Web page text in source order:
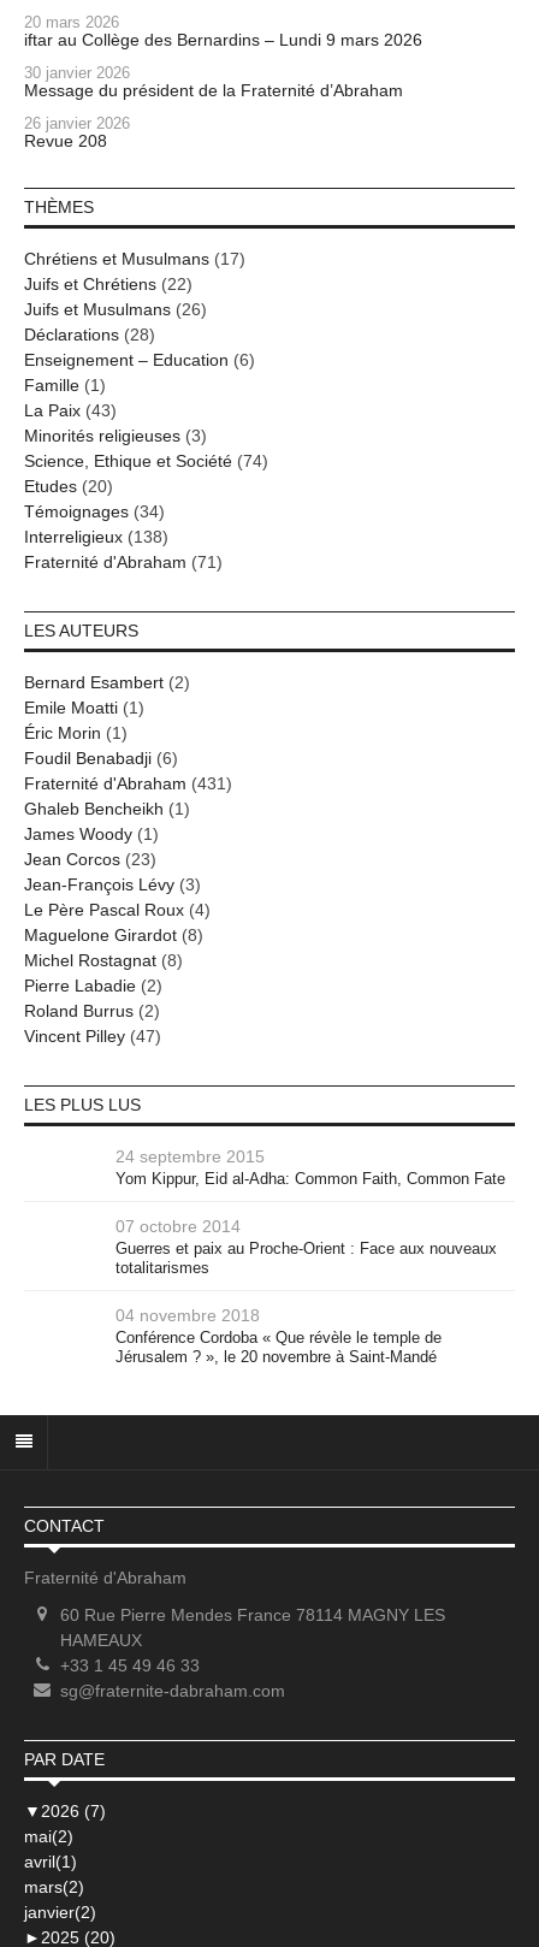
20 mars 2026
iftar au Collège des Bernardins – Lundi 9 mars 2026
30 janvier 2026
Message du président de la Fraternité d’Abraham
26 janvier 2026
Revue 208
THÈMES
Chrétiens et Musulmans (17)
Juifs et Chrétiens (22)
Juifs et Musulmans (26)
Déclarations (28)
Enseignement – Education (6)
Famille (1)
La Paix (43)
Minorités religieuses (3)
Science, Ethique et Société (74)
Etudes (20)
Témoignages (34)
Interreligieux (138)
Fraternité d'Abraham (71)
LES AUTEURS
Bernard Esambert (2)
Emile Moatti (1)
Éric Morin (1)
Foudil Benabadji (6)
Fraternité d'Abraham (431)
Ghaleb Bencheikh (1)
James Woody (1)
Jean Corcos (23)
Jean-François Lévy (3)
Le Père Pascal Roux (4)
Maguelone Girardot (8)
Michel Rostagnat (8)
Pierre Labadie (2)
Roland Burrus (2)
Vincent Pilley (47)
LES PLUS LUS
24 septembre 2015
Yom Kippur, Eid al-Adha: Common Faith, Common Fate
07 octobre 2014
Guerres et paix au Proche-Orient : Face aux nouveaux
totalitarismes
04 novembre 2018
Conférence Cordoba « Que révèle le temple de
Jérusalem ? », le 20 novembre à Saint-Mandé
CONTACT
Fraternité d'Abraham
60 Rue Pierre Mendes France 78114 MAGNY LES
HAMEAUX
+33 1 45 49 46 33
sg@fraternite-dabraham.com
PAR DATE
▼ 2026 (7)
mai(2)
avril(1)
mars(2)
janvier(2)
► 2025 (20)